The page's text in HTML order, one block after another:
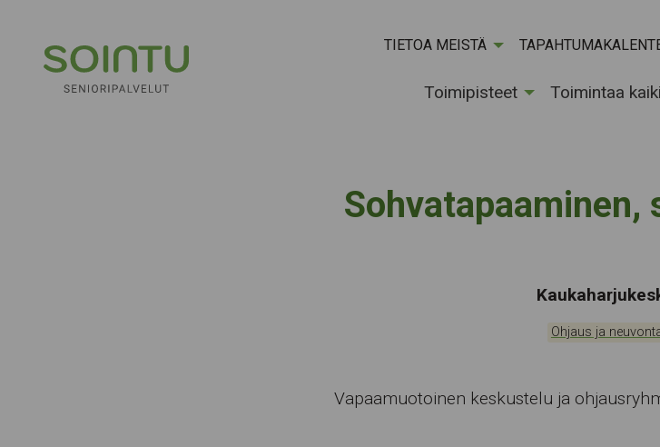
TIETOA MEISTÄ
Toimipisteet Toimintaa
Sohvatapaaminen,
Kategoriat:
Ohjaus ja
Vapaamuotoinen keskustelu ja